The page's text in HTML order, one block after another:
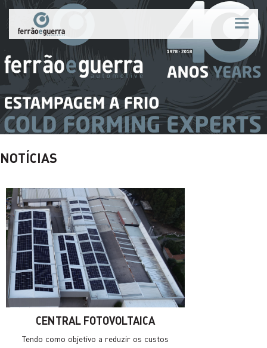
QUEM SOMOS
NOTÍCIAS
PROCESSOS
PRODUTOS
QUALIDADE
CONTACTOS
PT|EN
NOTÍCIAS
CENTRAL FOTOVOLTAICA
Tendo como objetivo a reduzir os custos